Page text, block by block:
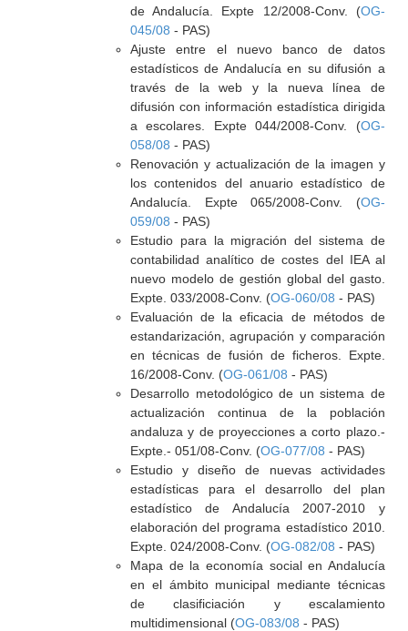
de Andalucía. Expte 12/2008-Conv. (OG-
045/08 - PAS)
Ajuste entre el nuevo banco de datos
estadísticos de Andalucía en su difusión a
través de la web y la nueva línea de
difusión con información estadística dirigida
a escolares. Expte 044/2008-Conv. (OG-
058/08 - PAS)
Renovación y actualización de la imagen y
los contenidos del anuario estadístico de
Andalucía. Expte 065/2008-Conv. (OG-
059/08 - PAS)
Estudio para la migración del sistema de
contabilidad analítico de costes del IEA al
nuevo modelo de gestión global del gasto.
Expte. 033/2008-Conv. (OG-060/08 - PAS)
Evaluación de la eficacia de métodos de
estandarización, agrupación y comparación
en técnicas de fusión de ficheros. Expte.
16/2008-Conv. (OG-061/08 - PAS)
Desarrollo metodológico de un sistema de
actualización continua de la población
andaluza y de proyecciones a corto plazo.-
Expte.- 051/08-Conv. (OG-077/08 - PAS)
Estudio y diseño de nuevas actividades
estadísticas para el desarrollo del plan
estadístico de Andalucía 2007-2010 y
elaboración del programa estadístico 2010.
Expte. 024/2008-Conv. (OG-082/08 - PAS)
Mapa de la economía social en Andalucía
en el ámbito municipal mediante técnicas
de clasificiación y escalamiento
multidimensional (OG-083/08 - PAS)